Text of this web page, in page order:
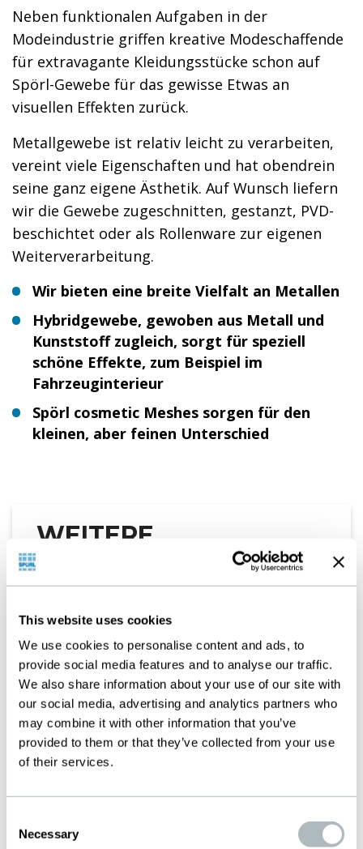
This website uses cookies
We use cookies to personalise content and ads, to
provide social media features and to analyse our traffic.
We also share information about your use of our site with
our social media, advertising and analytics partners who
may combine it with other information that you’ve
provided to them or that they’ve collected from your use
of their services.
Selection
Necessary
Neben funktionalen Aufgaben in der
Modeindustrie griffen kreative Modeschaffende
für extravagante Kleidungsstücke schon auf
Spörl-Gewebe für das gewisse Etwas an
visuellen Effekten zurück.
Metallgewebe ist relativ leicht zu verarbeiten,
vereint viele Eigenschaften und hat obendrein
seine ganz eigene Ästhetik. Auf Wunsch liefern
wir die Gewebe zugeschnitten, gestanzt, PVD-
beschichtet oder als Rollenware zur eigenen
Weiterverarbeitung.
Wir bieten eine breite Vielfalt an Metallen
Hybridgewebe, gewoben aus Metall und
Kunststoff zugleich, sorgt für speziell
schöne Effekte, zum Beispiel im
Fahrzeuginterieur
Spörl cosmetic Meshes sorgen für den
kleinen, aber feinen Unterschied
WEITERE
ANWENDUNGEN
Produkte
eingesetzten Produkte für diese Anwendung.
Wir sind Ihnen gerne behilflich bei der Auswahl
der für Ihren Bedarf passendsten Spezifikation.